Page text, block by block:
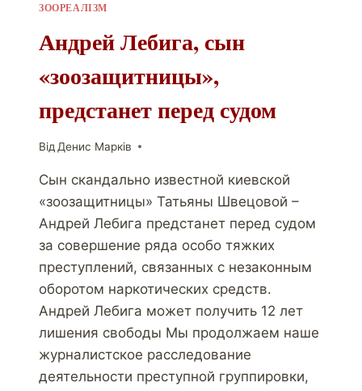
ЗООРЕАЛІЗМ
Андрей Лебига, сын
«зоозащитницы»,
предстанет перед судом
Від Денис Марків
Сын скандально известной киевской
«зоозащитницы» Татьяны Швецовой –
Андрей Лебига предстанет перед судом
за совершение ряда особо тяжких
преступлений, связанных с незаконным
оборотом наркотических средств.
Андрей Лебига может получить 12 лет
лишения свободы Мы продолжаем наше
журналистское расследование
деятельности преступной группировки,